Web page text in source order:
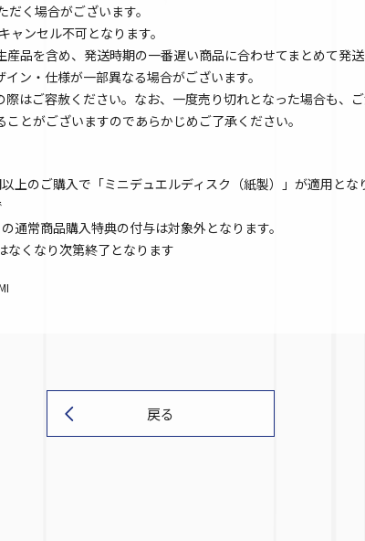
く場合がございます。
ンセル不可となります。
品を含め、発送時期の一番遅い商品に合わせてまとめて発
ン・仕様が一部異なる場合がございます。
はご容赦ください。なお、一度売り切れとなった場合も、
とがございますのであらかじめご了承ください。
上のご購入で「ミニデュエルディスク（紙製）」が適用とな
通常商品購入特典の付与は対象外となります。
なくなり次第終了となります
戻る